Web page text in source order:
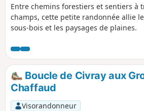
Entre chemins forestiers et sentiers à
champs, cette petite randonnée allie
sous-bois et les paysages de plaines.
Boucle de Civray aux
Chaffaud
Visorandonneur